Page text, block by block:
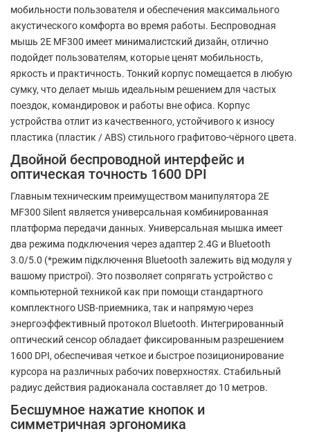
мобильности пользователя и обеспечения максимального
акустического комфорта во время работы. Беспроводная
мышь 2E MF300 имеет минималистский дизайн, отлично
подойдет пользователям, которые ценят мобильность,
яркость и практичность. Тонкий корпус помещается в любую
сумку, что делает мышь идеальным решением для частых
поездок, командировок и работы вне офиса. Корпус
устройства отлит из качественного, устойчивого к износу
пластика (пластик / ABS) стильного графитово-чёрного цвета.
Двойной беспроводной интерфейс и
оптическая точность 1600 DPI
Главным техническим преимуществом манипулятора 2E
MF300 Silent является универсальная комбинированная
платформа передачи данных. Универсальная мышка имеет
два режима подключения через адаптер 2.4G и Bluetooth
3.0/5.0 (*режим підключення Bluetooth залежить від модуля у
вашому пристрої). Это позволяет сопрягать устройство с
компьютерной техникой как при помощи стандартного
комплектного USB-приемника, так и напрямую через
энергоэффективный протокол Bluetooth. Интегрированный
оптический сенсор обладает фиксированным разрешением
1600 DPI, обеспечивая четкое и быстрое позиционирование
курсора на различных рабочих поверхностях. Стабильный
радиус действия радиоканала составляет до 10 метров.
Бесшумное нажатие кнопок и
симметричная эргономика